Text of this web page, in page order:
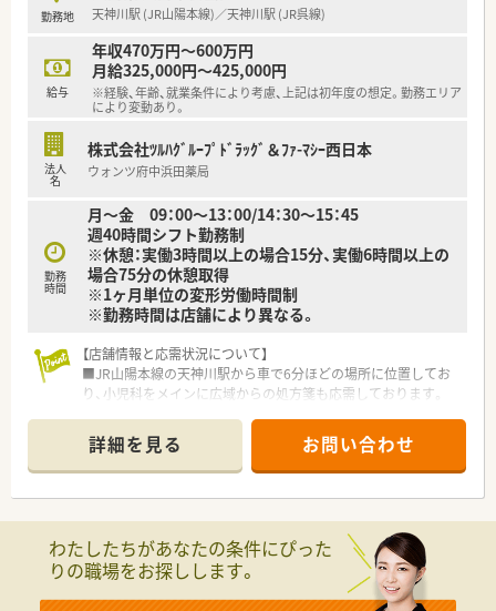
【法人特徴について】
■中国地方で業界最大規模を誇る安定企業であり、中四国エリア
において売上や店舗数ともにトップクラスの実績を継続してい
ます。
■地域のトータルヘルスケアステーションを目指し、ドラッグス
です。
■調剤部門の薬剤師は調剤業務に専念できる環境が整っており、
レジ打ちや品出し等の店舗運営業務に追われることは一切あり
勤務地 天神川駅 (JR山陽本線)／天神川駅 (JR呉線)
給与
年収470万円～600万円
月給325,000円～425,000円
※経験、年齢、就業条件により考慮、上記は初年度の想定。勤務エリア
により変動あり。
法人
名
株式会社ﾂﾙﾊｸﾞﾙｰﾌﾟﾄﾞﾗｯｸﾞ＆ﾌｧ-ﾏｼｰ西日本
ウォンツ府中浜田薬局
勤務
時間
月～金 09：00～13：00/14：30～15：45
週40時間シフト勤務制
※休憩：実働3時間以上の場合15分、実働6時間以上の
場合75分の休憩取得
※1ヶ月単位の変形労働時間制
※勤務時間は店舗により異なる。
【店舗情報と応需状況について】
■JR山陽本線の天神川駅から車で6分ほどの場所に位置してお
り、小児科をメインに広域からの処方箋も応需しております。
1名体制で地域の方々の健康を支えているアットホームな薬局で
す。
■近隣の小児科医院からの処方が中心となるため、お子様やご家
族とのコミュニケーションを大切にしながら業務に励める環境
【職場環境と雰囲気】
■薬剤師の平均年齢は33歳と若く活気があり、相談しやすい先
詳細を見る お問い合わせ
わたしたちがあなたの条件にぴった
りの職場をお探しします。